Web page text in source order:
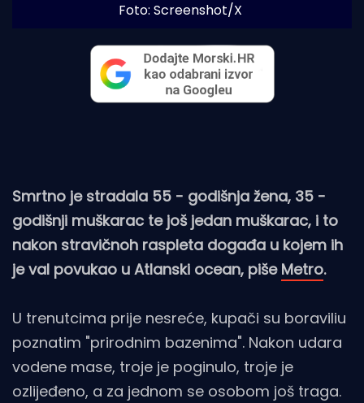
Foto: Screenshot/X
Smrtno je stradala 55 - godišnja žena, 35 -
godišnji muškarac te još jedan muškarac, i to
nakon stravičnoh raspleta događa u kojem ih
je val povukao u Atlanski ocean, piše Metro.
U trenutcima prije nesreće, kupači su boraviliu
poznatim "prirodnim bazenima". Nakon udara
vodene mase, troje je poginulo, troje je
ozlijeđeno, a za jednom se osobom još traga.